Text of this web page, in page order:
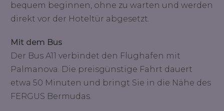
bequem beginnen, ohne zu warten und werden
direkt vor der Hoteltür abgesetzt.
Mit dem Bus
Der Bus A11 verbindet den Flughafen mit
Palmanova. Die preisgünstige Fahrt dauert
etwa 50 Minuten und bringt Sie in die Nähe des
FERGUS Bermudas.